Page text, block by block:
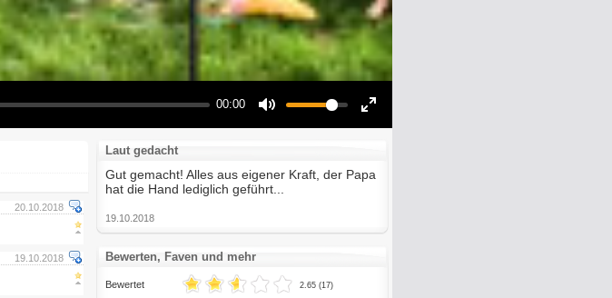
00:00
20.10.2018
19.10.2018
Laut gedacht
Gut gemacht! Alles aus eigener Kraft, der Papa
hat die Hand lediglich geführt...
19.10.2018
Bewerten, Faven und mehr
Bewertet 2.65 (17)